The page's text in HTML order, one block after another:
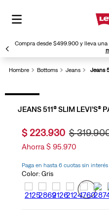
Compra desde $499.900 y lleva una
Hombre Bottoms Jeans Jeans
JEANS 511® SLIM LEVI’S®
$ 223.930 $ 319.
Ahorra $ 95 970
Paga en hasta 6 cuotas sin interés
Color: Gris